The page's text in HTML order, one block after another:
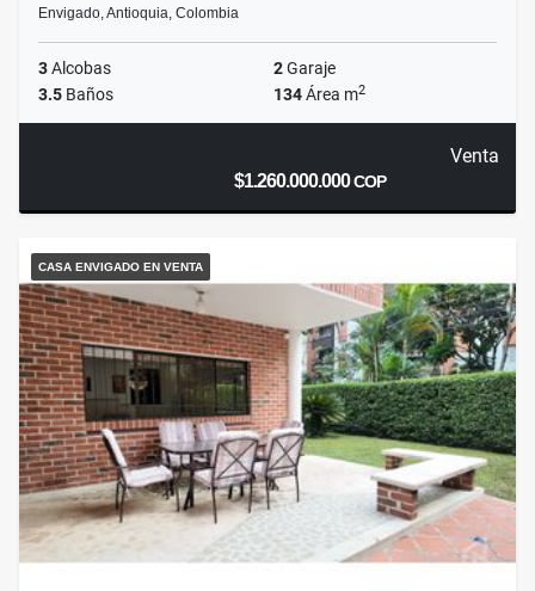
Envigado, Antioquia, Colombia
3Alcobas 2Garaje
3.5 Baños 134Área m2
Venta
$1.260.000.000COP
CASA ENVIGADO EN VENTA